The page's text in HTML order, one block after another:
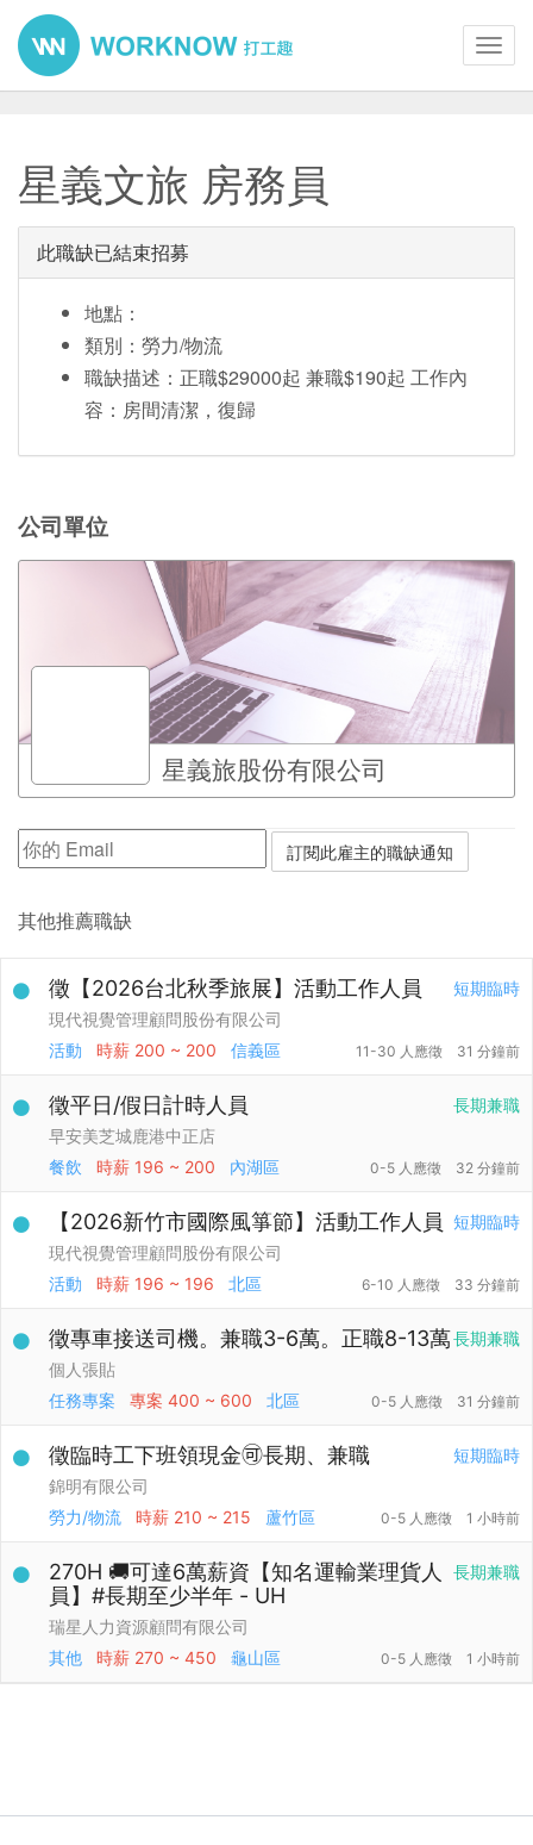
星義文旅 房務員
此職缺已結束招募
地點：
類別：勞力/物流
職缺描述：正職$29000起 兼職$190起 工作內
容：房間清潔，復歸
公司單位
星義旅股份有限公司
其他推薦職缺
短期臨時
徵【2026台北秋季旅展】活動工作人員
現代視覺管理顧問股份有限公司
活動
時薪 200 ~ 200 信義區 11-30 人應徵 31 分鐘前
長期兼職
徵平日/假日計時人員
早安美芝城鹿港中正店
餐飲
時薪 196 ~ 200 內湖區 0-5 人應徵 32 分鐘前
短期臨時
【2026新竹市國際風箏節】活動工作人員
現代視覺管理顧問股份有限公司
活動
時薪 196 ~ 196 北區 6-10 人應徵 33 分鐘前
長期兼職
徵專車接送司機。兼職3-6萬。正職8-13萬
個人張貼
任務專案
專案 400 ~ 600 北區 0-5 人應徵 31 分鐘前
短期臨時
徵臨時工下班領現金🉑長期、兼職
錦明有限公司
勞力/物流
時薪 210 ~ 215 蘆竹區 0-5 人應徵 1 小時前
長期兼職
270H 🚚可達6萬薪資【知名運輸業理貨人
員】#長期至少半年 - UH
瑞星人力資源顧問有限公司
其他
時薪 270 ~ 450 龜山區 0-5 人應徵 1 小時前